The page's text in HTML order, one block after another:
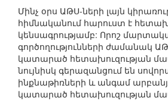
Մինչ օրս ԱԹՍ-ների լայն
հիմնականում հարուստ է
կենսագրությամբ: Որոշ
գործողությունների ժամանակ
կատարած հետախուզության
նույնիսկ գերազանցում են
ինքնաթիռների և անգամ
կատարած հետախուզության